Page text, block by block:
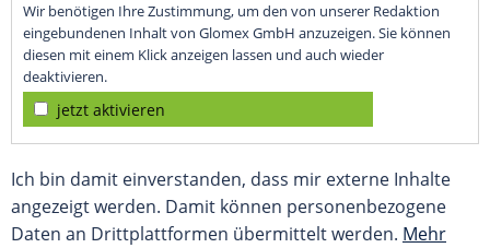
Wir benötigen Ihre Zustimmung, um den von unserer Redaktion
eingebundenen Inhalt von Glomex GmbH anzuzeigen. Sie können
diesen mit einem Klick anzeigen lassen und auch wieder
deaktivieren.
jetzt aktivieren
Ich bin damit einverstanden, dass mir externe Inhalte
angezeigt werden. Damit können personenbezogene
Daten an Drittplattformen übermittelt werden. Mehr